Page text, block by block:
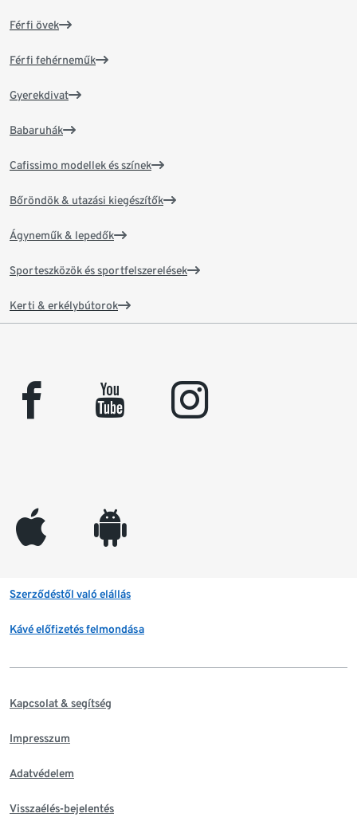
Férfi övek
Férfi fehérneműk
Gyerekdivat
Babaruhák
Cafissimo modellek és színek
Bőröndök & utazási kiegészítők
Ágyneműk & lepedők
Sporteszközök és sportfelszerelések
Kerti & erkélybútorok
facebook youtube instagram
appleinc android
Szerződéstől való elállás
Kávé előfizetés felmondása
Kapcsolat & segítség
Impresszum
Adatvédelem
Visszaélés-bejelentés